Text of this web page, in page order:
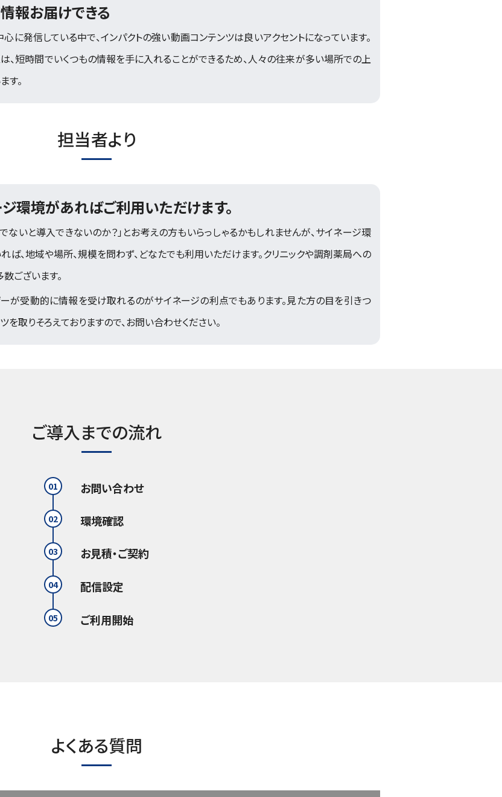
報お届けできる
に発信している中で、インパクトの強い動画コンテンツは良いアクセントになっています。
、短時間でいくつもの情報を手に入れることができるため、人々の往来が多い場所での上
す。
担当者より
環境があればご利用いただけます。
ないと導入できないのか？」とお考えの方もいらっしゃるかもしれませんが、サイネージ環
ば、地域や場所、規模を問わず、どなたでも利用いただけます。クリニックや調剤薬局への
ございます。
が受動的に情報を受け取れるのがサイネージの利点でもあります。見た方の目を引きつ
を取りそろえておりますので、お問い合わせください。
ご導入までの流れ
01 お問い合わせ
02 環境確認
03 お見積・ご契約
04 配信設定
05 ご利用開始
よくある質問